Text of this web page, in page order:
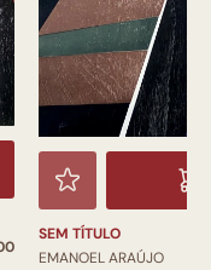
SEM TÍTULO
EMANOEL ARAÚJO